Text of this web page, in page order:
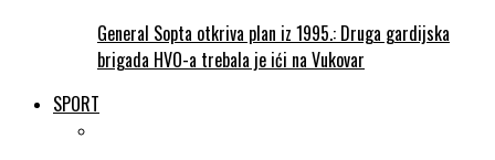
General Sopta otkriva plan iz 1995.: Druga gardijska
brigada HVO-a trebala je ići na Vukovar
SPORT